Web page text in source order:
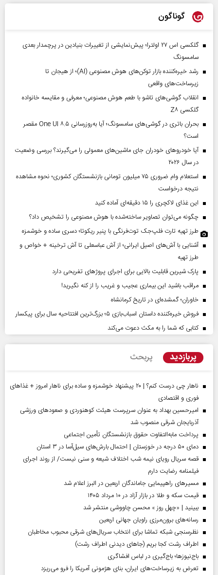
گوناگون
گلکسی اس ۲۷ اولترا؛ پیش‌نمایشی از تغییرات بنیادین در پرچمدار بعدی
سامسونگ
رشد خیره‌کننده بازار توکن‌های هوش مصنوعی (AI)؛ از هیجان تا
زیرساخت‌های واقعی
انقلاب گوشی‌های تاشو‌ با طعم هوش مصنوعی؛ معرفی و مقایسه خانواده
گلکسی Z۸
بحران باتری در گوشی‌های سامسونگ؛ آیا به‌روزرسانی One UI ۸.۵ مقصر
است؟
آیا خودروهای خودران جای ماشین‌های معمولی را می‌گیرند؟ بررسی وضعیت
در سال ۲۰۲۶
استعلام وام ضروری ۷۵ میلیون تومانی بازنشستگان کشوری؛ نحوه مشاهده
نتیجه درخواست
این غذای لاکچری را ۱۵ دقیقه‌ای آماده کنید
چگونه می‌توان تصاویر ساخته‌شده با هوش مصنوعی را تشخیص داد؟
طرز تهیه تارت فلپ‌جک توت‌فرنگی با پنیر ریکوتا؛ دسری ساده و خوشمزه
آشنایی با آش‌های اصیل ایرانی؛ از آش عباسعلی تا آش ترخینه + خواص و
طرز تهیه
پارک شیرین قابلیت‌ بالایی برای اجرای پروژهای تفریحی دارد
مراقب باشید این بیماری عجیب و غریب را از کنه نگیرید!
خاوران؛ گمشده‌ای در تاریخ کرمانشاه
فروش خیره‌کننده داستان اسباب‌بازی ۵؛ بزرگ‌ترین افتتاحیه سال برای پیکسار
کتابی که شما را به مکث دعوت می‌کند
پربازدید پربحث
ناهار چی درست کنم؟ | ۲۰ پیشنهاد خوشمزه و ساده برای ناهار امروز + غذاهای
فوری و اقتصادی
امیرحسین بهداد به عنوان سرپرست هیئت کوهنوردی و صعودهای ورزشی
آذربایجان شرقی منصوب شد
پرداخت مابه‌التفاوت حقوق بازنشستگان تأمین اجتماعی
دمای ۵۰ درجه در خوزستان | احتمال بارش‌های سیل‌آسا در ۳ استان
قصه سریال رویای نیمه شب اختلاف شیعه و سنی نیست/ از روند اجرای
فیلمنامه رضایت دارم
مسیر‌های راهپیمایی جاماندگان اربعین در البرز اعلام شد
قیمت سکه و طلا در بازار آزاد در ۱۰ مرداد ۱۴۰۵
ببینید | «چهل روز » محسن چاووشی منتشر شد
رسانه‌های برون‌مرزی راویان جهانی اربعین
نظرسنجی شبکه تماشا برای انتخاب سریال‌های شرقی محبوب مخاطبان
اطراف رشت کجا بریم (جاهای دیدنی اطراف رشت)
باج‌نیوزها؛ باج‌گیری در لباس افشاگری
تعرض به زیرساخت‌های ایران، بنای هژمونی آمریکا را فرو می‌ریزد